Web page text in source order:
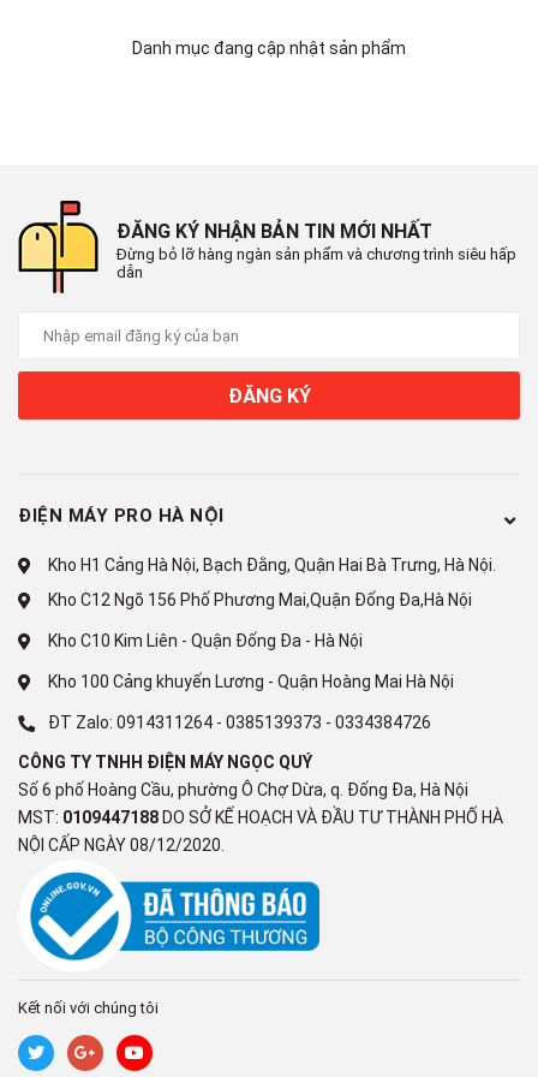
Daikin - Hãng điều hòa Nhật
Bản, nhập khẩu chính hãng
Thái Lan
Daikin - Hãng điều hòa Nhật Bản với trên 100 năm hoạt động
trong lĩnh vực điều hoà không khí và 25 năm có mặt tại thị
16% thị phần Toàn Cầu) => Chứng minh được uy tín, chất
Máy điều hòa Daikin 2 chiều 18000BTU inverter FTHF50VVMV
những trung tâm của sản xuất và lắp ráp điện tử điện lạnh hàng
đầu châu Á cung cấp cho thị trường Toàn Cầu.
Thiết kế sang trọng, đường
nét tinh tế lựa chọn tuyệt vời
cho diện tích dưới 30m
2
Dàn lạnh máy điều hòa Daikin 2 chiều 18000BTU inverter
FTHF50VVMV được thiết kế với đường nét sang trọng, màu
sắc tinh tế tôn vinh giá trị thẩm mỹ cho căn phòng của Bạn.
Danh mục đang cập nhật sản phẩm
ĐĂNG KÝ NHẬN BẢN TIN MỚI NHẤT
Đừng bỏ lỡ hàng ngàn sản phẩm và chương trình siêu hấp
dẫn
ĐĂNG KÝ
ĐIỆN MÁY PRO HÀ NỘI
Kho H1 Cảng Hà Nội, Bạch Đằng, Quận Hai Bà Trưng, Hà Nội.
Kho C12 Ngõ 156 Phố Phương Mai,Quận Đống Đa,Hà Nội
Kho C10 Kim Liên - Quận Đống Đa - Hà Nội
Kho 100 Cảng khuyến Lương - Quận Hoàng Mai Hà Nội
ĐT Zalo: 0914311264 - 0385139373 - 0334384726
CÔNG TY TNHH ĐIỆN MÁY NGỌC QUÝ
Số 6 phố Hoàng Cầu, phường Ô Chợ Dừa, q. Đống Đa, Hà Nội
MST: 0109447188 DO SỞ KẾ HOẠCH VÀ ĐẦU TƯ THÀNH PHỐ HÀ
NỘI CẤP NGÀY 08/12/2020.
Kết nối với chúng tôi